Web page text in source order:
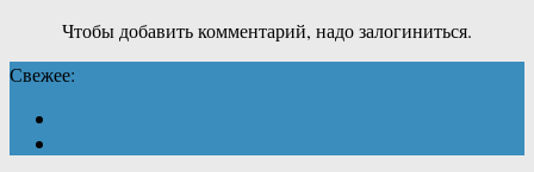
Чтобы добавить комментарий, надо залогиниться.
Свежее: